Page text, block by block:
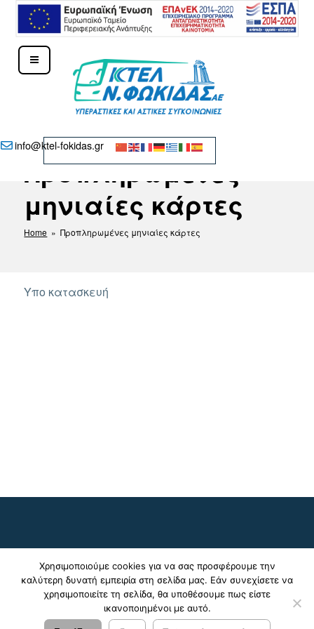
Μετάβαση
ΚΤΕΛ Ν. ΦΩΚΊΔΑΣ – ΔΕΛΦΟΊ
info@ktel-fokidas.gr
Προπληρωμένες
μηνιαίες κάρτες
Home » Προπληρωμένες μηνιαίες κάρτες
Υπο κατασκευή
© 2024 - 2026 ΚΤΕΛ Ν. Φωκίδας Α.Ε. |Πολιτική
Απορρήτου
Χρησιμοποιούμε cookies για να σας προσφέρουμε την
καλύτερη δυνατή εμπειρία στη σελίδα μας. Εάν συνεχίσετε να
χρησιμοποιείτε τη σελίδα, θα υποθέσουμε πως είστε
ικανοποιημένοι με αυτό.